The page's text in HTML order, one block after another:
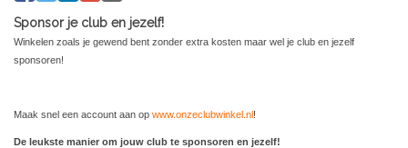
Sponsor je club en jezelf!
Winkelen zoals je gewend bent zonder extra kosten maar wel je club en jezelf
sponsoren!
Maak snel een account aan op www.onzeclubwinkel.nl!
De leukste manier om jouw club te sponsoren en jezelf!